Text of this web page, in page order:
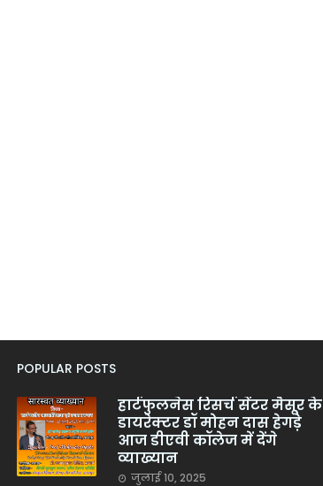
POPULAR POSTS
हार्टफुलनेस रिसर्च सेंटर मैसूर के
डायरेक्टर डॉ मोहन दास हेगड़े
आज डीएवी कॉलेज में देंगे
व्याख्यान
जुलाई 10, 2025